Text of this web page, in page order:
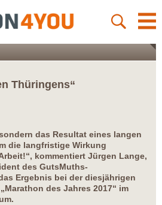
Thüringens“
das Resultat eines langen
die langfristige Wirkung
kommentiert Jürgen Lange,
des GutsMuths-
Ergebnis bei der diesjährigen
des Jahres 2017“ im